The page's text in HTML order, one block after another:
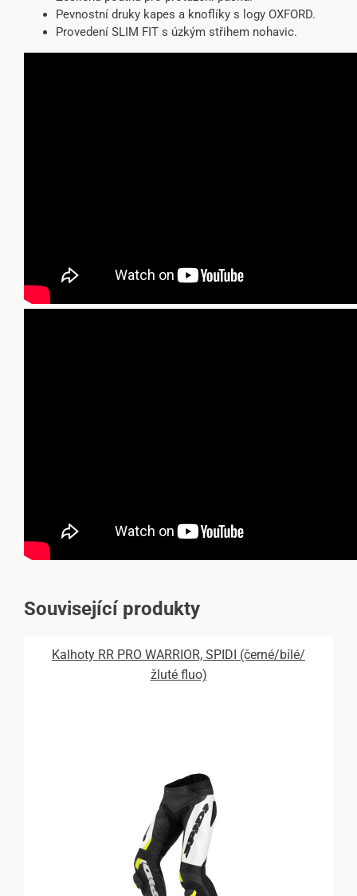
Pevnostní druky kapes a knoflíky s logy OXFORD.
Provedení SLIM FIT s úzkým střihem nohavic.
Související produkty
Kalhoty RR PRO WARRIOR, SPIDI (černé/bílé/
žluté fluo)